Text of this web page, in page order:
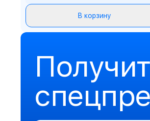
В корзину